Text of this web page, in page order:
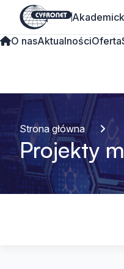
O nasAktualnościOferta
Strona główna
Projekty